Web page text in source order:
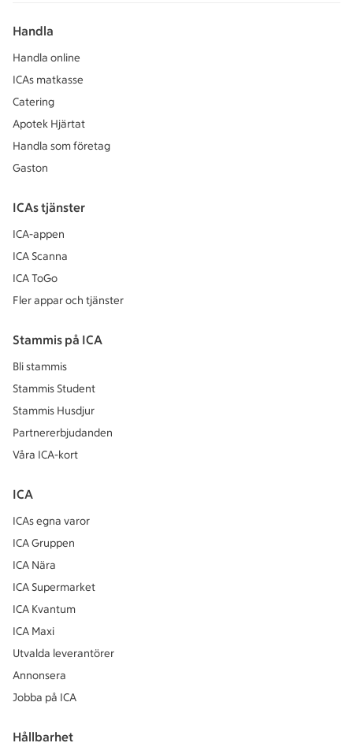
Handla
Handla online
ICAs matkasse
Catering
Apotek Hjärtat
Handla som företag
Gaston
ICAs tjänster
ICA-appen
ICA Scanna
ICA ToGo
Fler appar och tjänster
Stammis på ICA
Bli stammis
Stammis Student
Stammis Husdjur
Partnererbjudanden
Våra ICA-kort
ICA
ICAs egna varor
ICA Gruppen
ICA Nära
ICA Supermarket
ICA Kvantum
ICA Maxi
Utvalda leverantörer
Annonsera
Jobba på ICA
Hållbarhet